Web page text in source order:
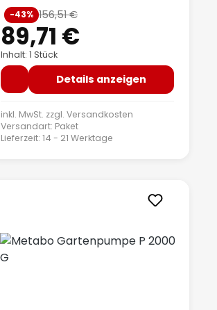
Verkaufspreis:
89,71 €
Regulärer Preis:
156,51 €
-43%
Inhalt: 1 Stück
Details anzeigen
inkl. MwSt. zzgl.Versandkosten
Versandart: Paket
Lieferzeit: 14 - 21 Werktage